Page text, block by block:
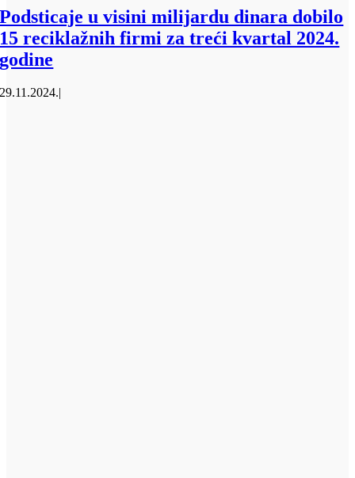
Podsticaje u visini milijardu dinara dobilo
15 reciklažnih firmi za treći kvartal 2024.
godine
29.11.2024.|